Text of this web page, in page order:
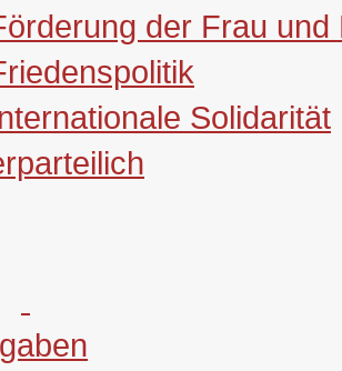
der Frau und
Solidarität